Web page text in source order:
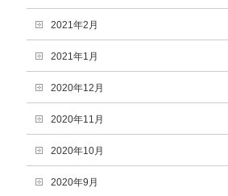
2021年2月
2021年1月
2020年12月
2020年11月
2020年10月
2020年9月